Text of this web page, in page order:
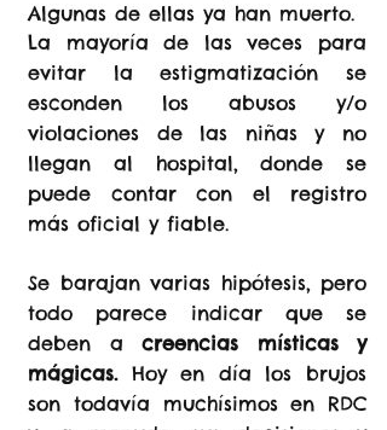
Algunas de ellas ya han muerto.
La mayoría de las veces para
evitar la estigmatización se
esconden los abusos y/o
violaciones de las niñas y no
llegan al hospital, donde se
puede contar con el registro
más oficial y fiable.
Se barajan varias hipótesis, pero
todo parece indicar que se
deben a creencias místicas y
mágicas.Hoy en día los brujos
son todavía muchísimos en RDC